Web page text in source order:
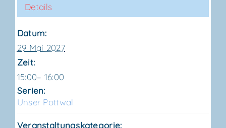
Details
Datum:
29 Mai 2027
Zeit:
15:00– 16:00
Serien:
Unser Pott­wal
Veranstaltungskategorie: